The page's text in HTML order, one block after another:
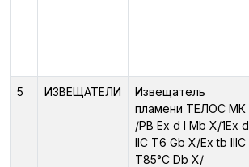
5 ИЗВЕЩАТЕЛИ
Извещатель
пламени ТЕЛОС МК
/PB Ex d I Mb X/1Ex d
IIC T6 Gb X/Ex tb IIIC
T85°C Db X/